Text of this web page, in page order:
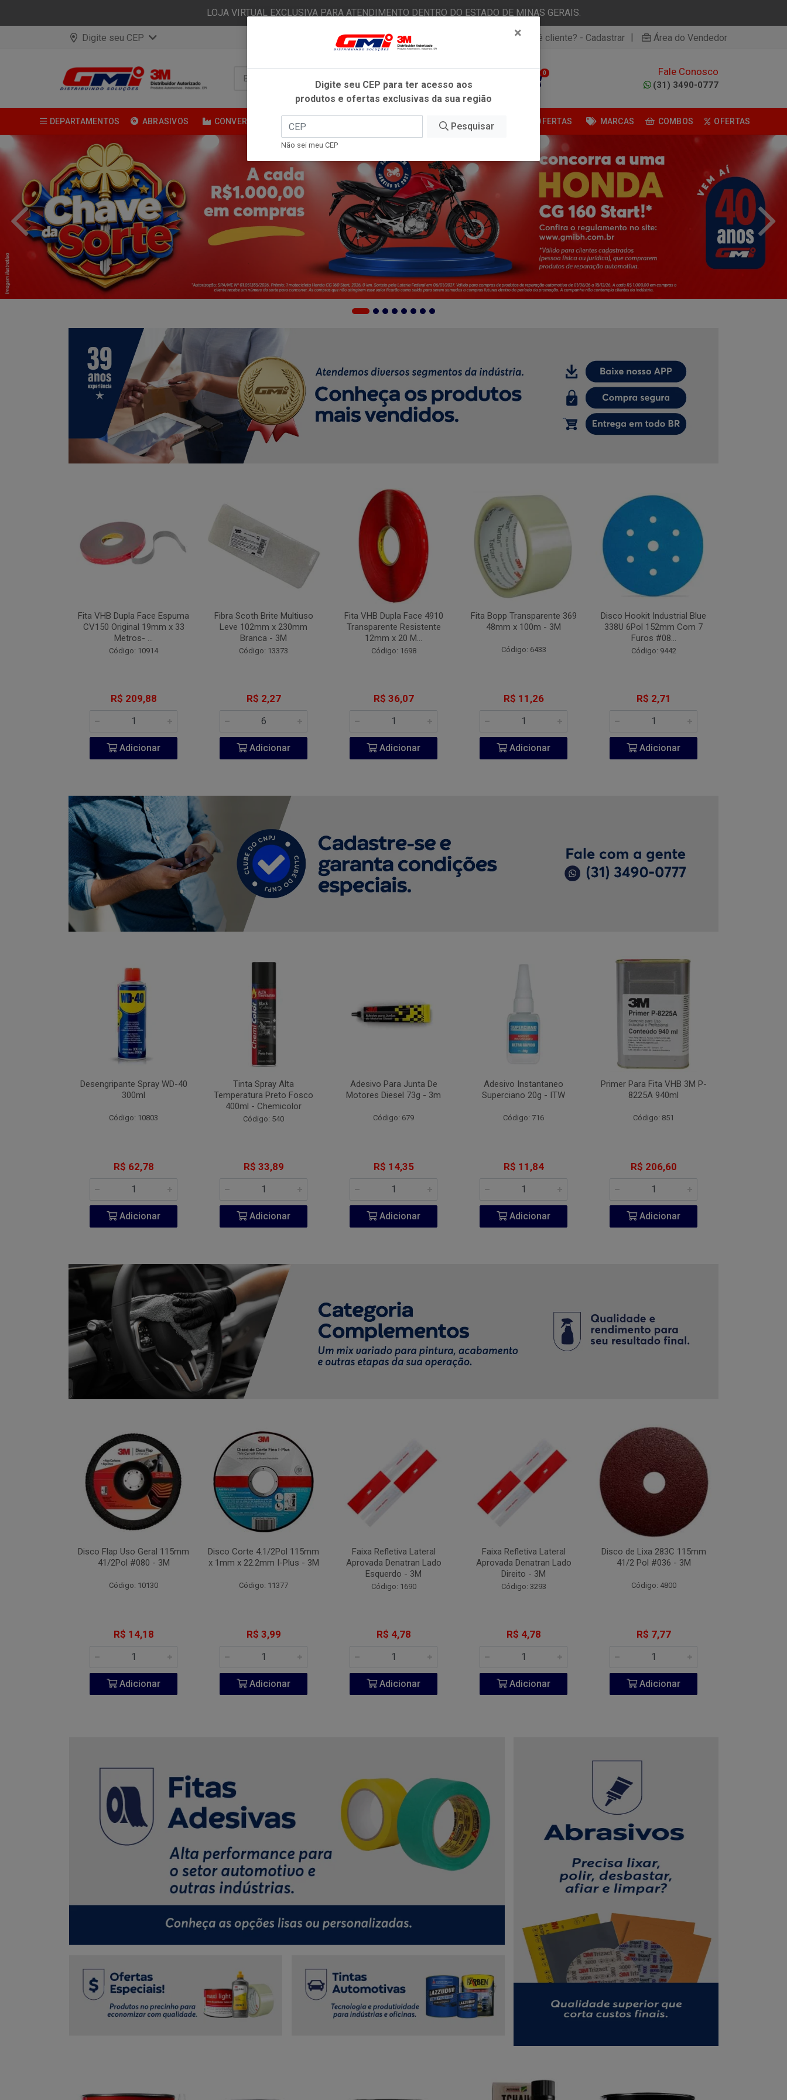
LOJA VIRTUAL EXCLUSIVA PARA ATENDIMENTO DENTRO DO ESTADO DE MINAS GERAIS.
Digite seu CEP Já é cliente? - Entrar Não é cliente? - Cadastrar | Área do Vendedor
0 Fale Conosco
(31) 3490-0777
DEPARTAMENTOS ABRASIVOS CONVERSÃO FITAS ADESIVAS ESTÉTICA AUTOMOTIVA OFERTAS MARCAS COMBOS OFERTAS
Fita VHB Dupla Face Espuma
CV150 Original 19mm x 33
Metros- ...
Código: 10914
R$ 209,88
Adicionar
Fibra Scoth Brite Multiuso
Leve 102mm x 230mm
Branca - 3M
Código: 13373
R$ 2,27
Adicionar
Fita VHB Dupla Face 4910
Transparente Resistente
12mm x 20 M...
Código: 1698
R$ 36,07
Adicionar
Fita Bopp Transparente 369
48mm x 100m - 3M
Código: 6433
R$ 11,26
Adicionar
Disco Hookit Industrial Blue
338U 6Pol 152mm Com 7
Furos #08...
Código: 9442
R$ 2,71
Adicionar
Desengripante Spray WD-40
300ml
Código: 10803
R$ 62,78
Adicionar
Tinta Spray Alta
Temperatura Preto Fosco
400ml - Chemicolor
Código: 540
R$ 33,89
Adicionar
Adesivo Para Junta De
Motores Diesel 73g - 3m
Código: 679
R$ 14,35
Adicionar
Adesivo Instantaneo
Superciano 20g - ITW
Código: 716
R$ 11,84
Adicionar
Primer Para Fita VHB 3M P-
8225A 940ml
Código: 851
R$ 206,60
Adicionar
Disco Flap Uso Geral 115mm
41/2Pol #080 - 3M
Código: 10130
R$ 14,18
Adicionar
Disco Corte 4.1/2Pol 115mm
x 1mm x 22.2mm I-Plus - 3M
Código: 11377
R$ 3,99
Adicionar
Faixa Refletiva Lateral
Aprovada Denatran Lado
Esquerdo - 3M
Código: 1690
R$ 4,78
Adicionar
Faixa Refletiva Lateral
Aprovada Denatran Lado
Direito - 3M
Código: 3293
R$ 4,78
Adicionar
Disco de Lixa 283C 115mm
41/2 Pol #036 - 3M
Código: 4800
R$ 7,77
Adicionar
×
Digite seu CEP para ter acesso aos
produtos e ofertas exclusivas da sua região
Pesquisar
Não sei meu CEP